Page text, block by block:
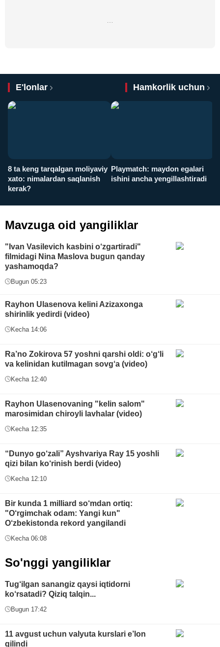
E'lonlar Hamkorlik uchun
8 ta keng tarqalgan moliyaviy
xato: nimalardan saqlanish
kerak?
Playmatch: maydon egalari
ishini ancha yengillashtiradi
Mavzuga oid yangiliklar
"Ivan Vasilevich kasbini o‘zgartiradi"
filmidagi Nina Maslova bugun qanday
yashamoqda?
Bugun 05:23
Rayhon Ulasenova kelini Azizaxonga
shirinlik yedirdi (video)
Kecha 14:06
Ra’no Zokirova 57 yoshni qarshi oldi: o‘g‘li
va kelinidan kutilmagan sovg‘a (video)
Kecha 12:40
Rayhon Ulasenovaning "kelin salom"
marosimidan chiroyli lavhalar (video)
Kecha 12:35
“Dunyo go‘zali” Ayshvariya Ray 15 yoshli
qizi bilan ko‘rinish berdi (video)
Kecha 12:10
Bir kunda 1 milliard so‘mdan ortiq:
"O‘rgimchak odam: Yangi kun"
O‘zbekistonda rekord yangilandi
Kecha 06:08
So'nggi yangiliklar
Tug‘ilgan sanangiz qaysi iqtidorni
ko‘rsatadi? Qiziq talqin...
Bugun 17:42
11 avgust uchun valyuta kurslari e’lon
qilindi